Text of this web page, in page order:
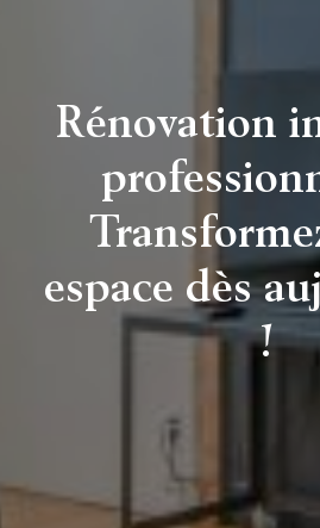
Rénovation
espace dès
!